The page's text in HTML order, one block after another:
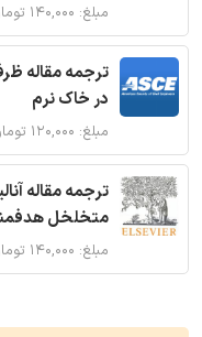
مبلغ: ۱۴۰,۰۰۰ تومان
ترجمه مقاله
در خاک نرم
مبلغ: ۱۲۰,۰۰۰ تومان
ترجمه مقاله
متخلخل
مبلغ: ۱۴۰,۰۰۰ تومان